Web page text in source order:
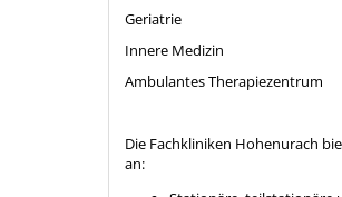
Geriatrie
Innere Medizin
Ambulantes Therapiezentrum
Die Fachkliniken Hohenurach
an: